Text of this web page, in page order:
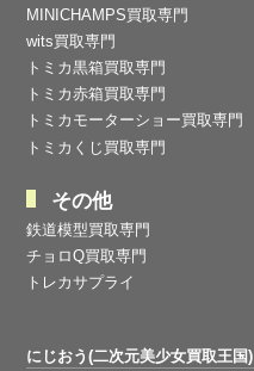
MINICHAMPS買取専門
wits買取専門
トミカ黒箱買取専門
トミカ赤箱買取専門
トミカモーターショー買取専門
トミカくじ買取専門
その他
鉄道模型買取専門
チョロQ買取専門
トレカサプライ
にじおう(二次元美少女買取王国)